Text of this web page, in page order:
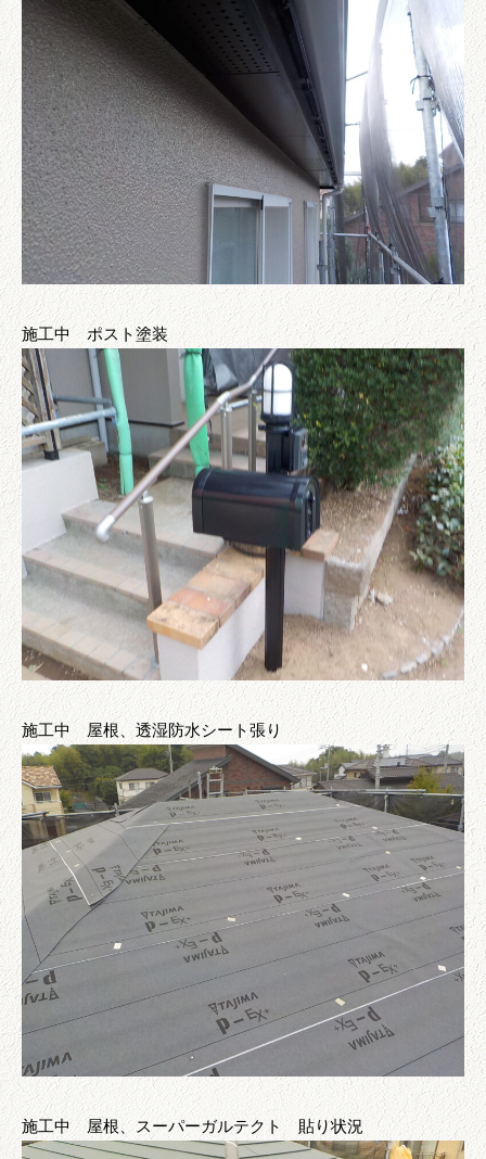
施工中 ポスト塗装
施工中 屋根、透湿防水シート張り
施工中 屋根、スーパーガルテクト 貼り状況